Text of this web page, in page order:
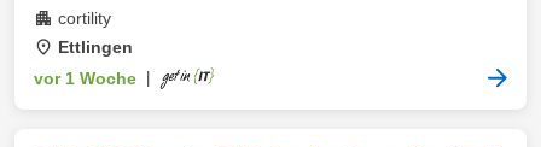
cortility
Ettlingen
vor 1 Woche